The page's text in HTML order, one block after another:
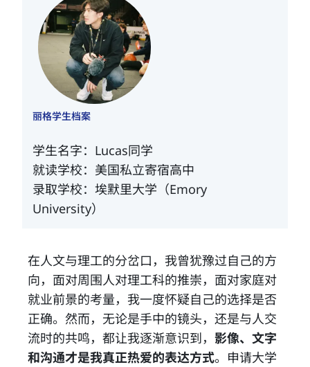
丽格学生档案
学生名字：Lucas同学
就读学校：美国私立寄宿高中
录取学校：埃默里大学（Emory
University）
在人文与理工的分岔口，我曾犹豫过自己的方
向，面对周围人对理工科的推崇，面对家庭对
就业前景的考量，我一度怀疑自己的选择是否
正确。然而，无论是手中的镜头，还是与人交
流时的共鸣，都让我逐渐意识到， 影像、文字
和沟通才是我真正热爱的表达方式。申请大学